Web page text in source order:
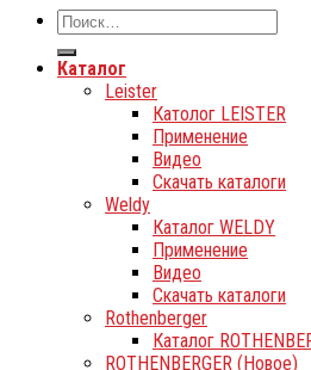
Каталог
Leister
Католог LEISTER
Применение
Видео
Скачать каталоги
Weldy
Каталог WELDY
Применение
Видео
Скачать каталоги
Rothenberger
Каталог
ROTHENBERGER (Новое)